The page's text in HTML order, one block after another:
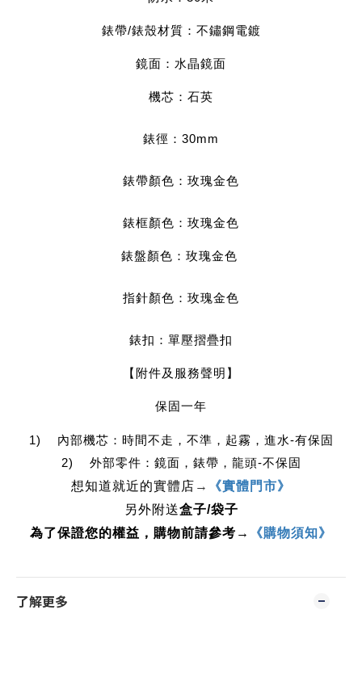
錶帶/錶殼材質：不鏽鋼電鍍
鏡面：水晶鏡面
機芯：石英
錶徑：30mm
錶帶顏色：玫瑰金色
錶框顏色：玫瑰金色
錶盤顏色：玫瑰金色
指針顏色：玫瑰金色
錶扣：單壓摺疊扣
【附件及服務聲明】
保固一年
1)    內部機芯：時間不走，不準，起霧，進水-有保固
2)    外部零件：鏡面，錶帶，龍頭-不保固
想知道就近的實體店 →
《實體門市》
另外附送盒子/袋子
為了保證您的權益，購物前請參考→
《購物須知》
了解更多